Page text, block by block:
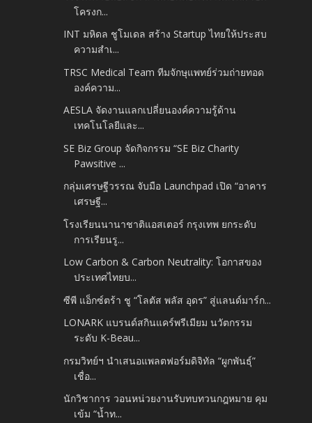
โครงก...
INT มหิดล ชูโมเดล สร้าง Startup ไทยให้ประสบ
ความสำเ...
TRSC Medical Team ทีมจักษุแพทย์ร่วมถ่ายทอด
องค์ความ...
AESLA จัดงานแลกเปลี่ยนองค์ความรู้ด้าน
เทคโนโลยีและ...
SE Biz Group จัดกิจกรรม “SE Biz Charity
Pawsitive ...
กลุ่มเศรษฐีวรรณ จับมือ Launchpad เปิด “อาคาร
เศรษฐี...
โรงเรียนนานาชาติแอสเตอร์ กรุงเทพ ยกระดับ
การเรียนรู...
Low Carbon & Carbon Neutrality: โอกาสของ
ประเทศไทยบ...
ซีพี แอ็กซ์ตร้า ชู “โลตัส พลัส อุดร” สู่แลนด์มาร์ก...
LONARK แบรนด์สกินแคร์พรีเมียม นวัตกรรม
ระดับ K-Beau...
กรมวิทย์ฯ นำเสนอแพลตฟอร์มดิจิทัล “ผูกพันธุ์”
เชื่อ...
นักวิชาการ วอนหน่วยงานรับทบทวนกฎหมาย คุม
เข้ม “น้ำท...